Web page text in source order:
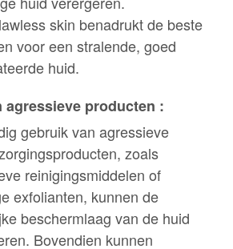
skin benadrukt de beste
voor een stralende, goed
huid.
agressieve producten :
gebruik van agressieve
zoals
reinigingsmiddelen of
exfolianten, kunnen de
beschermlaag van de huid
Bovendien kunnen